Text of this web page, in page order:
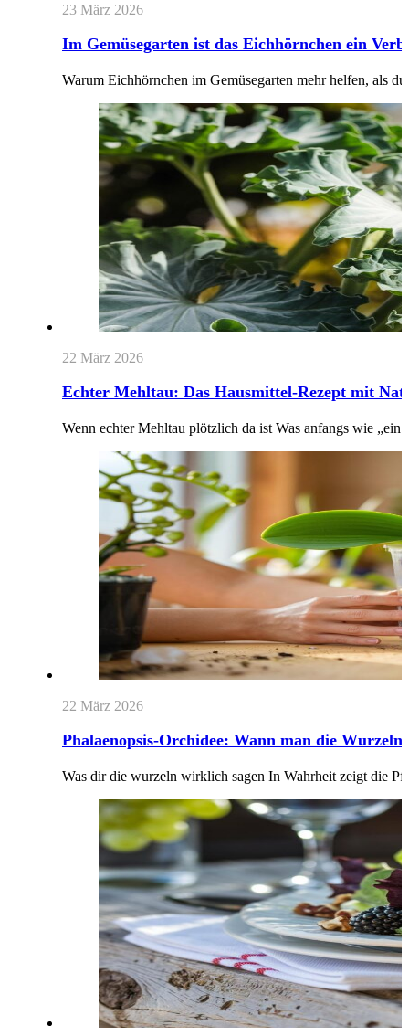
23 März 2026
Im Gemüsegarten ist das Eichhörnchen ein
Warum Eichhörnchen im Gemüsegarten mehr helfen, als
22 März 2026
Echter Mehltau: Das Hausmittel-Rezept mit
Wenn echter Mehltau plötzlich da ist Was anfangs wie
22 März 2026
Phalaenopsis-Orchidee: Wann man die
Was dir die wurzeln wirklich sagen In Wahrheit zeigt die